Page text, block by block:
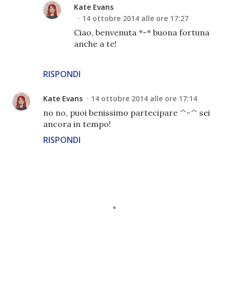
RISPONDI
Kate Evans
14 ottobre 2014 alle ore 17:27
Ciao, benvenuta *-* buona fortuna
anche a te!
Kate Evans 14 ottobre 2014 alle ore 17:14
no no, puoi benissimo partecipare ^-^ sei
ancora in tempo!
RISPONDI